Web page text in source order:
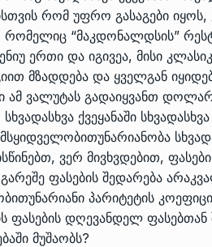
რომ უფრო გასაგები იყოს,
“მაკდონალდსის”
ერთი და იგივეა, მისი
მზადდება და ყველგან
ვალუტას გადაიყვანთ
ქვეყანაში
ვერ მივხვდებით,
ფასების შედარება
პარიტეტის
ფასების დღევანდელ
მუშაობს?